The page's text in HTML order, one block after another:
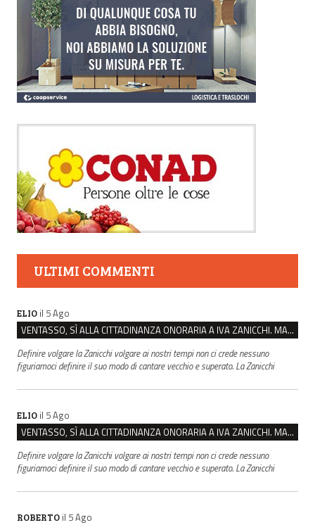
ULTIMI COMMENTI
ELIO il 5 Ago
VENTASSO, SÌ ALLA CITTADINANZA ONORARIA A IVA ZANICCHI. MA BARGIACCHI: “È DI PESSIMO GUSTO”
Definire volgare la Zanicchi volgare ai nostri tempi non ci crede nessuno
figuriamoci definire il suo modo di cantare vecchio e superato. La Zanicchi
ELIO il 5 Ago
VENTASSO, SÌ ALLA CITTADINANZA ONORARIA A IVA ZANICCHI. MA BARGIACCHI: “È DI PESSIMO GUSTO”
Definire volgare la Zanicchi volgare ai nostri tempi non ci crede nessuno
figuriamoci definire il suo modo di cantare vecchio e superato. La Zanicchi
ROBERTO il 5 Ago